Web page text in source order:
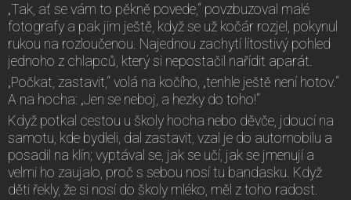
„Tak, ať se vám to pěkně povede,“ povzbuzoval malé
fotografy a pak jim ještě, když se už kočár rozjel, pokynul
rukou na rozloučenou. Najednou zachytí lítostivý pohled
jednoho z chlapců, který si nepostačil nařídit aparát.
„Počkat, zastavit,“ volá na kočího, „tenhle ještě není hotov.“
A na hocha: „Jen se neboj, a hezky do toho!“
Když potkal cestou u školy hocha nebo děvče, jdoucí na
samotu, kde bydleli, dal zastavit, vzal je do automobilu a
posadil na klín; vyptával se, jak se učí, jak se jmenují a
velmi ho zaujalo, proč s sebou nosí tu bandasku. Když
děti řekly, že si nosí do školy mléko, měl z toho radost.